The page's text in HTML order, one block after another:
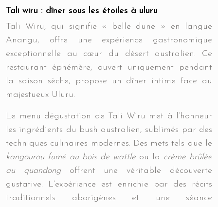
Tali wiru : dîner sous les étoiles à uluru
Tali Wiru, qui signifie « belle dune » en langue
Anangu, offre une expérience gastronomique
exceptionnelle au cœur du désert australien. Ce
restaurant éphémère, ouvert uniquement pendant
la saison sèche, propose un dîner intime face au
majestueux Uluru.
Le menu dégustation de Tali Wiru met à l’honneur
les ingrédients du bush australien, sublimés par des
techniques culinaires modernes. Des mets tels que le
kangourou fumé au bois de wattle ou la crème brûlée
au quandong offrent une véritable découverte
gustative. L’expérience est enrichie par des récits
traditionnels aborigènes et une séance